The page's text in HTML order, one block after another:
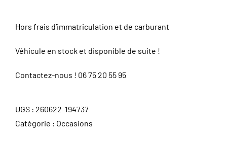
Hors frais d’immatriculation et de carburant
Véhicule en stock et disponible de suite !
Contactez-nous ! 06 75 20 55 95
UGS : 260622-194737
Catégorie : Occasions